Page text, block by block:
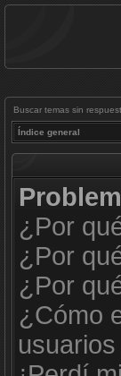
Buscar temas sin
Índice general
¿Por
¿Por
¿Por
¿Cómo